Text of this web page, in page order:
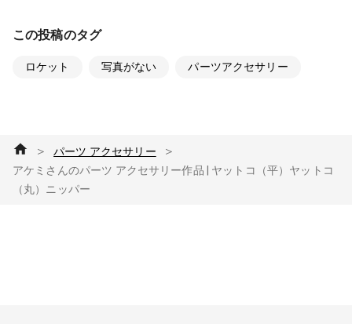
この投稿のタグ
ロケット 写真がない パーツアクセサリー
＞ パーツ アクセサリー ＞
アケミさんのパーツ アクセサリー作品 | ヤットコ（平）ヤットコ
（丸）ニッパー